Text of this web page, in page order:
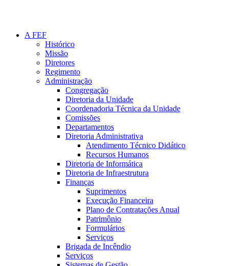
A FEF
Histórico
Missão
Diretores
Regimento
Administração
Congregação
Diretoria da Unidade
Coordenadoria Técnica da Unidade
Comissões
Departamentos
Diretoria Administrativa
Atendimento Técnico Didático
Recursos Humanos
Diretoria de Informática
Diretoria de Infraestrutura
Finanças
Suprimentos
Execução Financeira
Plano de Contratações Anual
Patrimônio
Formulários
Serviços
Brigada de Incêndio
Serviços